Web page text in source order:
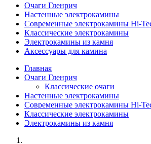
Очаги Гленрич
Настенные электрокамины
Современные электрокамины Hi-
Классические электрокамины
Электрокамины из камня
Аксессуары для камина
Главная
Очаги Гленрич
Классические очаги
Настенные электрокамины
Современные электрокамины Hi-
Классические электрокамины
Электрокамины из камня